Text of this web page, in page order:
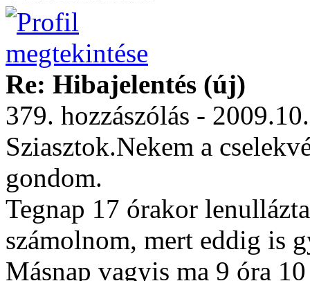
Re: Hibajelentés (új)
379. hozzászólás -
Sziasztok.Nekem a
gondom.
Tegnap 17 órakor
számolnom, mert eddig is
Másnap vagyis ma 9 óra